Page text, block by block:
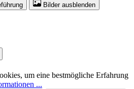
Bilder ausblenden
um eine bestmögliche Erfahrung
...